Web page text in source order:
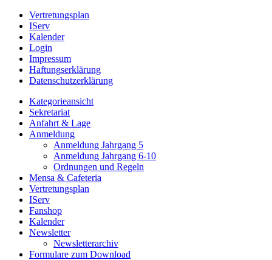
Vertretungsplan
IServ
Kalender
Login
Impressum
Haftungserklärung
Datenschutzerklärung
Kategorieansicht
Sekretariat
Anfahrt & Lage
Anmeldung
Anmeldung Jahrgang 5
Anmeldung Jahrgang 6-10
Ordnungen und Regeln
Mensa & Cafeteria
Vertretungsplan
IServ
Fanshop
Kalender
Newsletter
Newsletterarchiv
Formulare zum Download